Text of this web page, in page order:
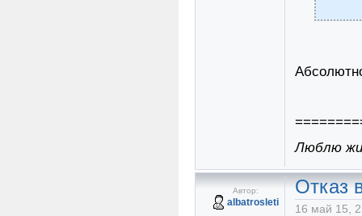
Люблю
Автор:
albatrosleti
Отказ
16 май 15,